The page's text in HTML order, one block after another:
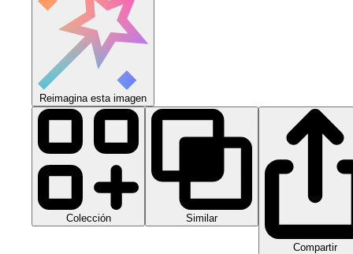
Reimagina esta imagen
Colección Similar
Compartir